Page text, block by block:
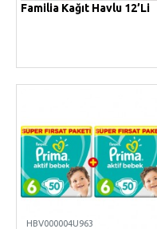
Familia Kağıt Havlu 12’li
HBV000004U963